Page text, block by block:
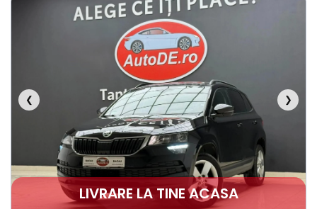
❮ ❯
LIVRARE LA TINE ACASA